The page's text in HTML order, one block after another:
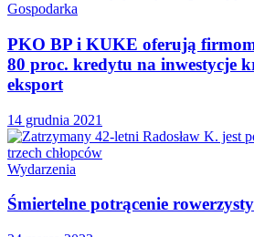
Gospodarka
PKO BP i KUKE oferują firmom
80 proc. kredytu na inwestycje
eksport
14 grudnia 2021
Wydarzenia
Śmiertelne potrącenie